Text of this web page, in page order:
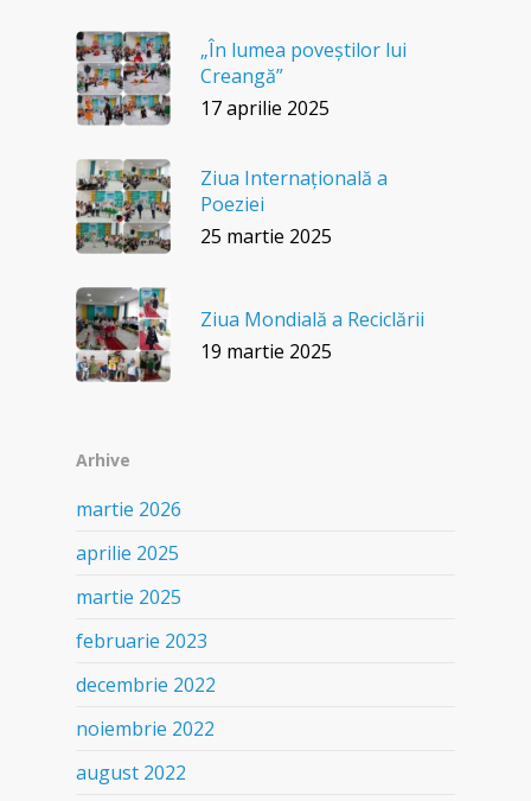
„În lumea poveștilor lui
Creangă”
17 aprilie 2025
Ziua Internațională a
Poeziei
25 martie 2025
Ziua Mondială a Reciclării
19 martie 2025
Arhive
martie 2026
aprilie 2025
martie 2025
februarie 2023
decembrie 2022
noiembrie 2022
august 2022